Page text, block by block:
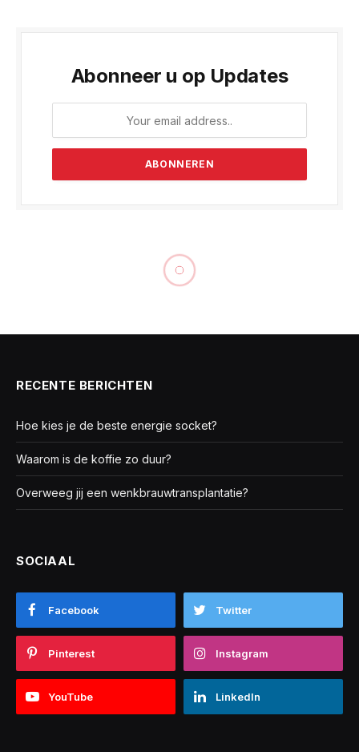
Abonneer u op Updates
RECENTE BERICHTEN
Hoe kies je de beste energie socket?
Waarom is de koffie zo duur?
Overweeg jij een wenkbrauwtransplantatie?
SOCIAAL
Facebook Twitter
Pinterest Instagram
YouTube LinkedIn